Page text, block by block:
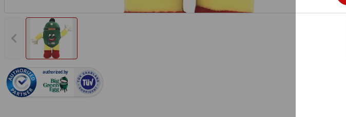
Vorheriges Bild anzeigen
authorized.by